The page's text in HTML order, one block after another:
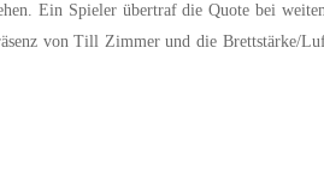
Ein Spieler übertraf die Quote bei
von Till Zimmer und die Brettstärke/